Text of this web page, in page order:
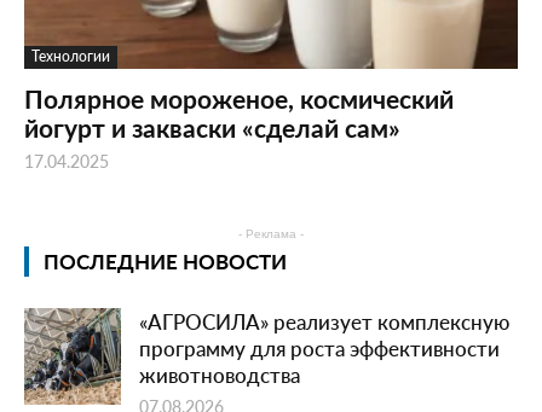
Технологии
Полярное мороженое, космический
йогурт и закваски «сделай сам»
17.04.2025
- Реклама -
ПОСЛЕДНИЕ НОВОСТИ
«АГРОСИЛА» реализует комплексную
программу для роста эффективности
животноводства
07.08.2026